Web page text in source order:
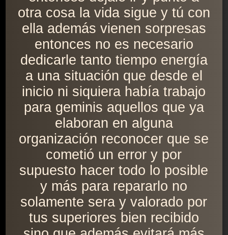
otra cosa la vida sigue y tú con
ella además vienen sorpresas
entonces no es necesario
dedicarle tanto tiempo energía
a una situación que desde el
inicio ni siquiera había trabajo
para geminis aquellos que ya
elaboran en alguna
organización reconocer que se
cometió un error y por
supuesto hacer todo lo posible
y más para repararlo no
solamente sera y valorado por
tus superiores bien recibido